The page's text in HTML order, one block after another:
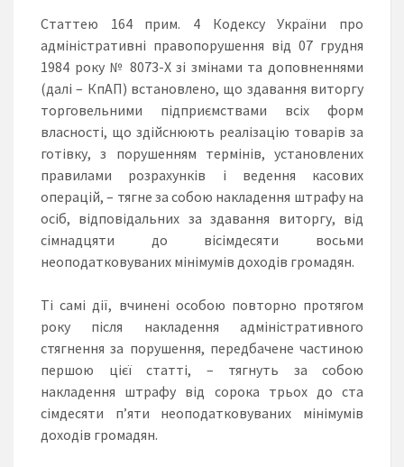
Статтею 164 прим. 4 Кодексу України про
адміністративні правопорушення від 07 грудня
1984 року № 8073-Х зі змінами та доповненнями
(далі – КпАП) встановлено, що здавання виторгу
торговельними підприємствами всіх форм
власності, що здійснюють реалізацію товарів за
готівку, з порушенням термінів, установлених
правилами розрахунків і ведення касових
операцій, – тягне за собою накладення штрафу на
осіб, відповідальних за здавання виторгу, від
сімнадцяти до вісімдесяти восьми
неоподатковуваних мінімумів доходів громадян.
Ті самі дії, вчинені особою повторно протягом
року після накладення адміністративного
стягнення за порушення, передбачене частиною
першою цієї статті, – тягнуть за собою
накладення штрафу від сорока трьох до ста
сімдесяти п’яти неоподатковуваних мінімумів
доходів громадян.